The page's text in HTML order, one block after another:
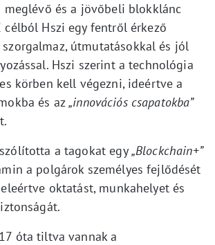
és a jövőbeli blokklánc
célból Hszi egy fentről érkező
útmutatásokkal és jól
Hszi szerint a technológia
körben kell végezni, ideértve a
és az„innovációs csapatokba”
a tagokat egy„Blockchain+”
a polgárok személyes fejlődését
oktatást, munkahelyet és
óta tiltva vannak a